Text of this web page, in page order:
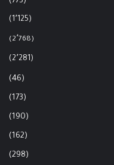
(1٬125)
(2٬768)
(2٬281)
(46)
(173)
(190)
(162)
(298)